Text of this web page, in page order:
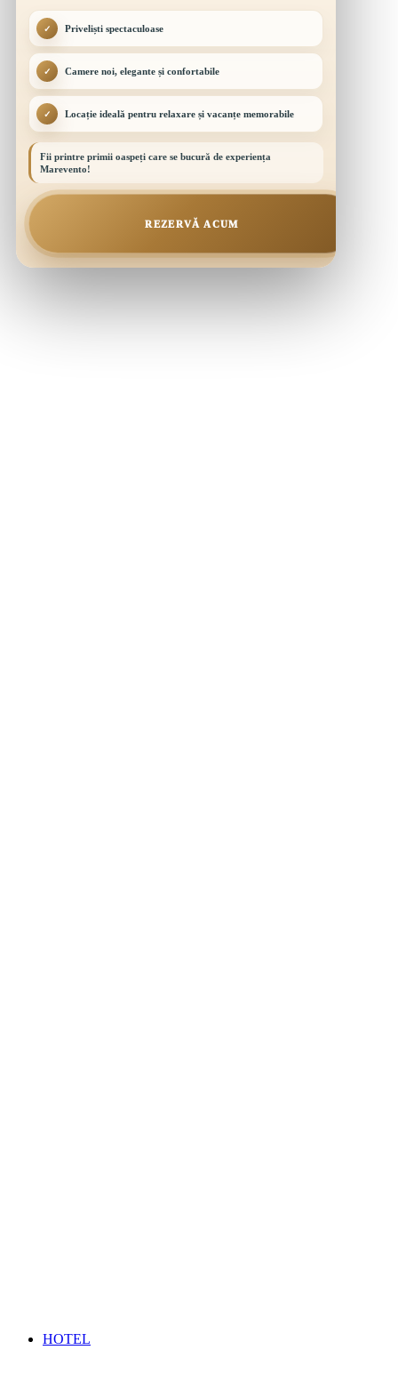
✓ Priveliști spectaculoase
✓ Camere noi, elegante și confortabile
✓ Locație ideală pentru relaxare și vacanțe memorabile
Fii printre primii oaspeți care se bucură de experiența
Marevento!
REZERVĂ ACUM
HOTEL